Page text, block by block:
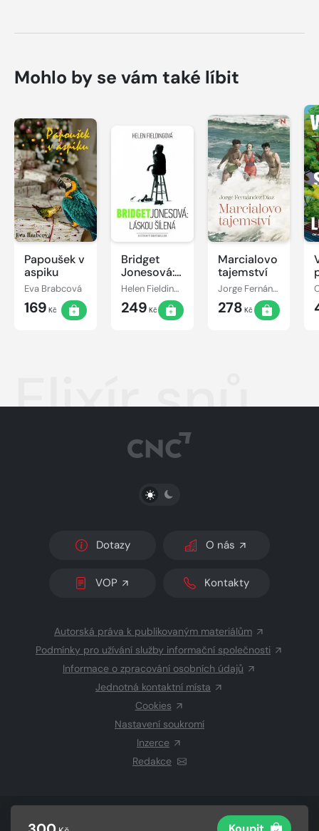
Mohlo by se vám také líbit
Papoušek v
aspiku
Eva Brabcová
169 Kč
Bridget
Jonesová:
láskou
šílená
Helen Fieldingová
249 Kč
Marcialovo
tajemství
Jorge Fernández Díaz
278 Kč
Elixír snů
PŘEPNOUT SVĚTLÝ/TMAVÝ REŽIM
Dotazy O nás
VOP Kontakty
Autorská práva k publikovaným materiálům
Podmínky pro užívání služby informační společnosti
Informace o zpracování osobních údajů
Jednotná kontaktní místa
Cookies
Nastavení soukromí
Inzerce
Redakce
CZECH NEWS CENTER a.s.a dodavatelé